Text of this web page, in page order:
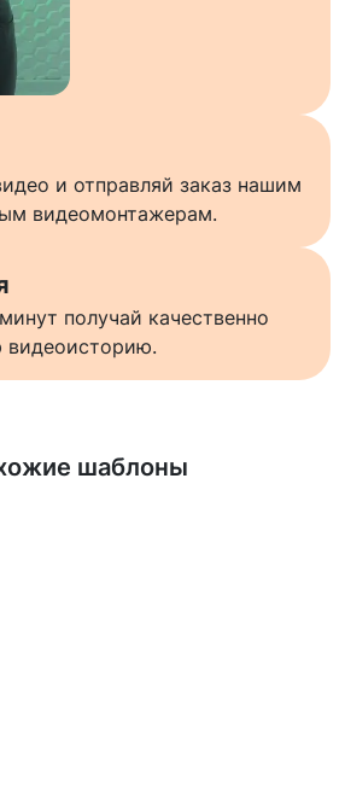
и отправляй заказ нашим
видеомонтажерам.
получай качественно
видеоисторию.
шаблоны
Узнать больше